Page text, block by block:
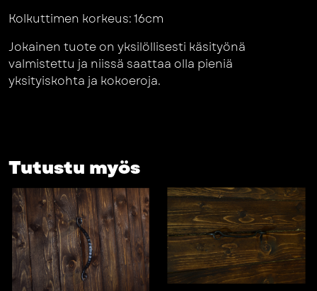
Kolkuttimen korkeus: 16cm
Jokainen tuote on yksilöllisesti käsityönä
valmistettu ja niissä saattaa olla pieniä
yksityiskohta ja kokoeroja.
Tutustu myös